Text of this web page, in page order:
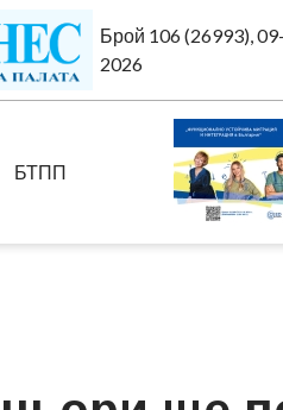
Брой 106 (26993),
2026
БТПП